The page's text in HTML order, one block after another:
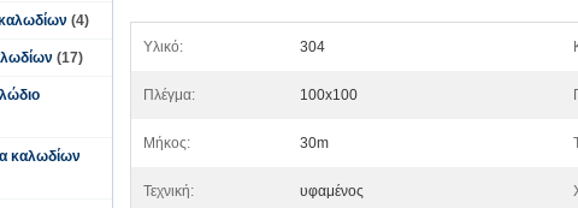
(4)
(17)
καλωδίων
Υλικό: 304
Πλέγμα: 100x100
Μήκος: 30m
Τεχνική: υφαμένος